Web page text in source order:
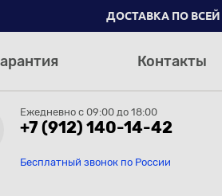
ДОСТАВКА ПО
Контакты
Ежедневно с 09:00 до 18:00
+7 (912) 140-14-42
Бесплатный звонок по России